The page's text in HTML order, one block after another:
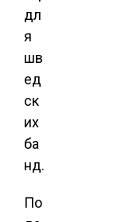
дл
я
шв
ед
ск
их
ба
нд.
По